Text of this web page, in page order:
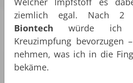
ziemlich egal. Nach 2
Biontech würde ich
Kreuzimpfung bevorzugen
nehmen, was ich in die
bekäme.